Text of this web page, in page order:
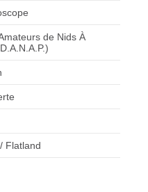
de Nids À
Flatland